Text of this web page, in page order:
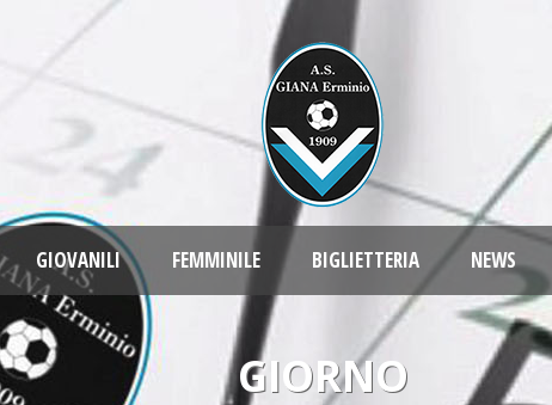
GIOVANILI FEMMINILE BIGLIETTERIA NEWS
GIORNO